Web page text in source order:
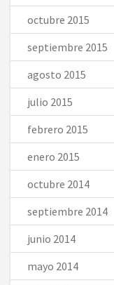
octubre 2015
septiembre 2015
agosto 2015
julio 2015
febrero 2015
enero 2015
octubre 2014
septiembre 2014
junio 2014
mayo 2014